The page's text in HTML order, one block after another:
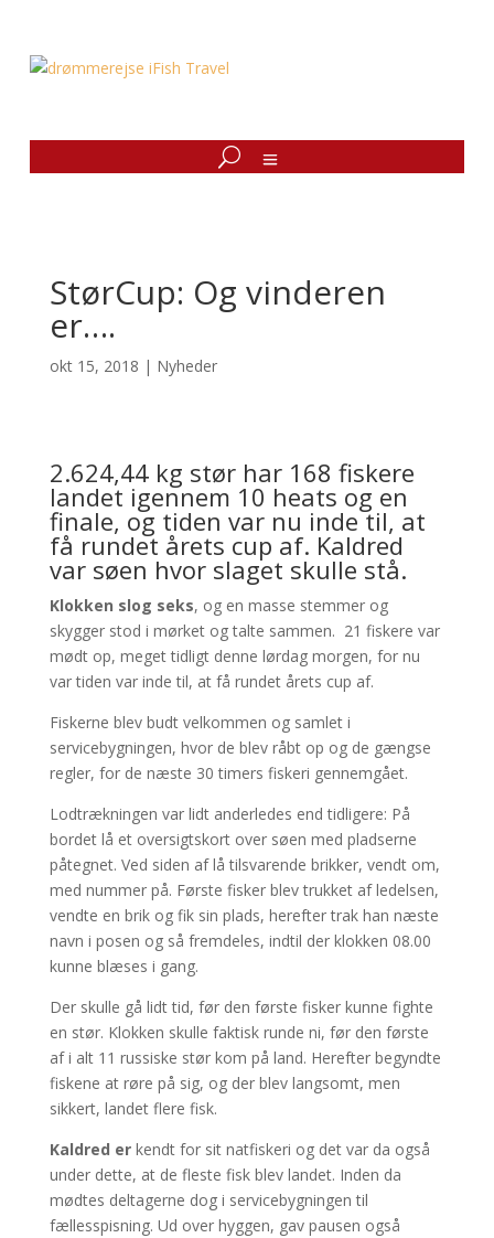
StørCup: Og vinderen
er….
okt 15, 2018 | Nyheder
2.624,44 kg stør har 168 fiskere
landet igennem 10 heats og en
finale, og tiden var nu inde til, at
få rundet årets cup af. Kaldred
var søen hvor slaget skulle stå.
Klokken slog seks, og en masse stemmer og
skygger stod i mørket og talte sammen. 21 fiskere var
mødt op, meget tidligt denne lørdag morgen, for nu
var tiden var inde til, at få rundet årets cup af.
Fiskerne blev budt velkommen og samlet i
servicebygningen, hvor de blev råbt op og de gængse
regler, for de næste 30 timers fiskeri gennemgået.
Lodtrækningen var lidt anderledes end tidligere: På
bordet lå et oversigtskort over søen med pladserne
påtegnet. Ved siden af lå tilsvarende brikker, vendt om,
med nummer på. Første fisker blev trukket af ledelsen,
vendte en brik og fik sin plads, herefter trak han næste
navn i posen og så fremdeles, indtil der klokken 08.00
kunne blæses i gang.
Der skulle gå lidt tid, før den første fisker kunne fighte
en stør. Klokken skulle faktisk runde ni, før den første
af i alt 11 russiske stør kom på land. Herefter begyndte
fiskene at røre på sig, og der blev langsomt, men
sikkert, landet flere fisk.
Kaldred erkendt for sit natfiskeri og det var da også
under dette, at de fleste fisk blev landet. Inden da
mødtes deltagerne dog i servicebygningen til
fællesspisning. Ud over hyggen, gav pausen også